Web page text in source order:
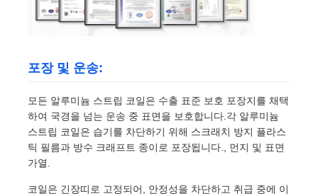
포장 및 운송:
모든 알루미늄 스트립 코일은 수출 표준 보호 포장지를 채택
하여 국경을 넘는 운송 중 표면을 보호합니다.각 알루미늄
스트립 코일은 습기를 차단하기 위해 스크래치 방지 플라스
틱 필름과 방수 크래프트 종이로 포장됩니다., 먼지 및 표면
가열.
코일은 긴장띠로 고정되어, 안정성을 차단하고 취급 중에 이